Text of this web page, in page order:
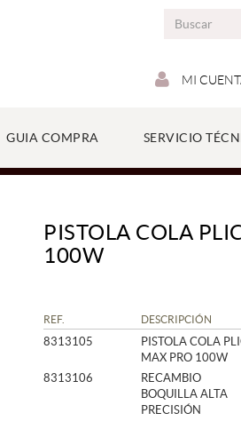
MI
GUIA COMPRA SERVICIO
PISTOLA COLA
100W
REF. DESCRIPCIÓN
8313105
PISTOLA COLA
MAX PRO 100W
8313106
RECAMBIO
BOQUILLA ALTA
PRECISIÓN